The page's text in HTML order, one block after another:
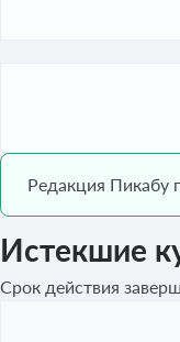
Редакция Пикабу
Истекшие
Срок действия